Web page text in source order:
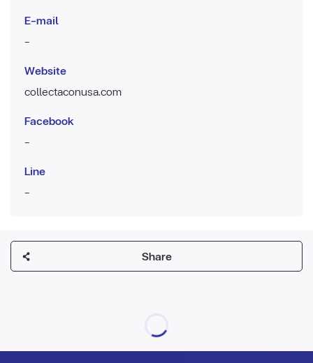
E-mail
-
Website
collectaconusa.com
Facebook
-
Line
-
Share